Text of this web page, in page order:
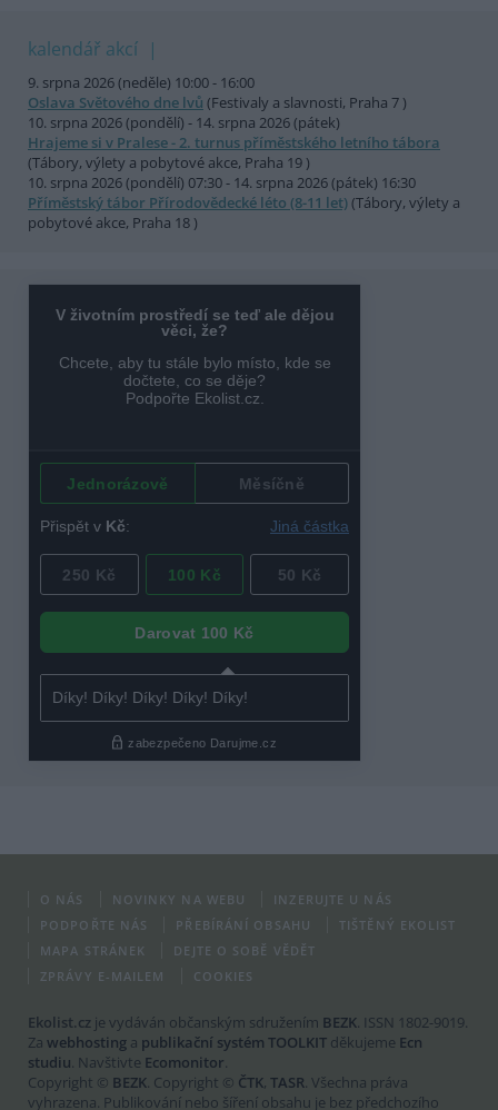
kalendář akcí
9. srpna 2026 (neděle) 10:00 - 16:00
Oslava Světového dne lvů (Festivaly a slavnosti, Praha 7 )
10. srpna 2026 (pondělí) - 14. srpna 2026 (pátek)
Hrajeme si v Pralese - 2. turnus příměstského letního tábora
(Tábory, výlety a pobytové akce, Praha 19 )
10. srpna 2026 (pondělí) 07:30 - 14. srpna 2026 (pátek) 16:30
Příměstský tábor Přírodovědecké léto (8-11 let)(Tábory, výlety a
pobytové akce, Praha 18 )
O NÁS NOVINKY NA WEBU
INZERUJTE U NÁS
PODPOŘTE NÁS
PŘEBÍRÁNÍ OBSAHU
TIŠTĚNÝ EKOLIST
MAPA STRÁNEK
DEJTE O SOBĚ VĚDĚT
ZPRÁVY E-MAILEM
COOKIES
Ekolist.cz je vydáván občanským sdružením BEZK. ISSN 1802-9019.
Za webhosting a publikační systém TOOLKIT děkujeme Ecn
studiu. Navštivte Ecomonitor.
Copyright © BEZK. Copyright © ČTK, TASR. Všechna práva
vyhrazena. Publikování nebo šíření obsahu je bez předchozího